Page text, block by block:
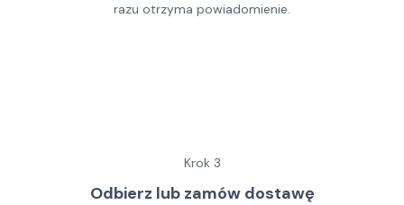
razu otrzyma powiadomienie.
Krok 3
Odbierz lub zamów dostawę